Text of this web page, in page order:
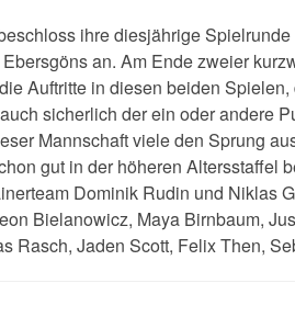
ihre diesjährige
an. Am Ende zweier
Auftritte in diesen beiden
sicherlich der ein oder andere
Mannschaft viele den Sprung
gut in der höheren Altersstaffel
Dominik Rudin und Niklas
Bielanowicz, Maya Birnbaum,
Rasch, Jaden Scott, Felix Then,